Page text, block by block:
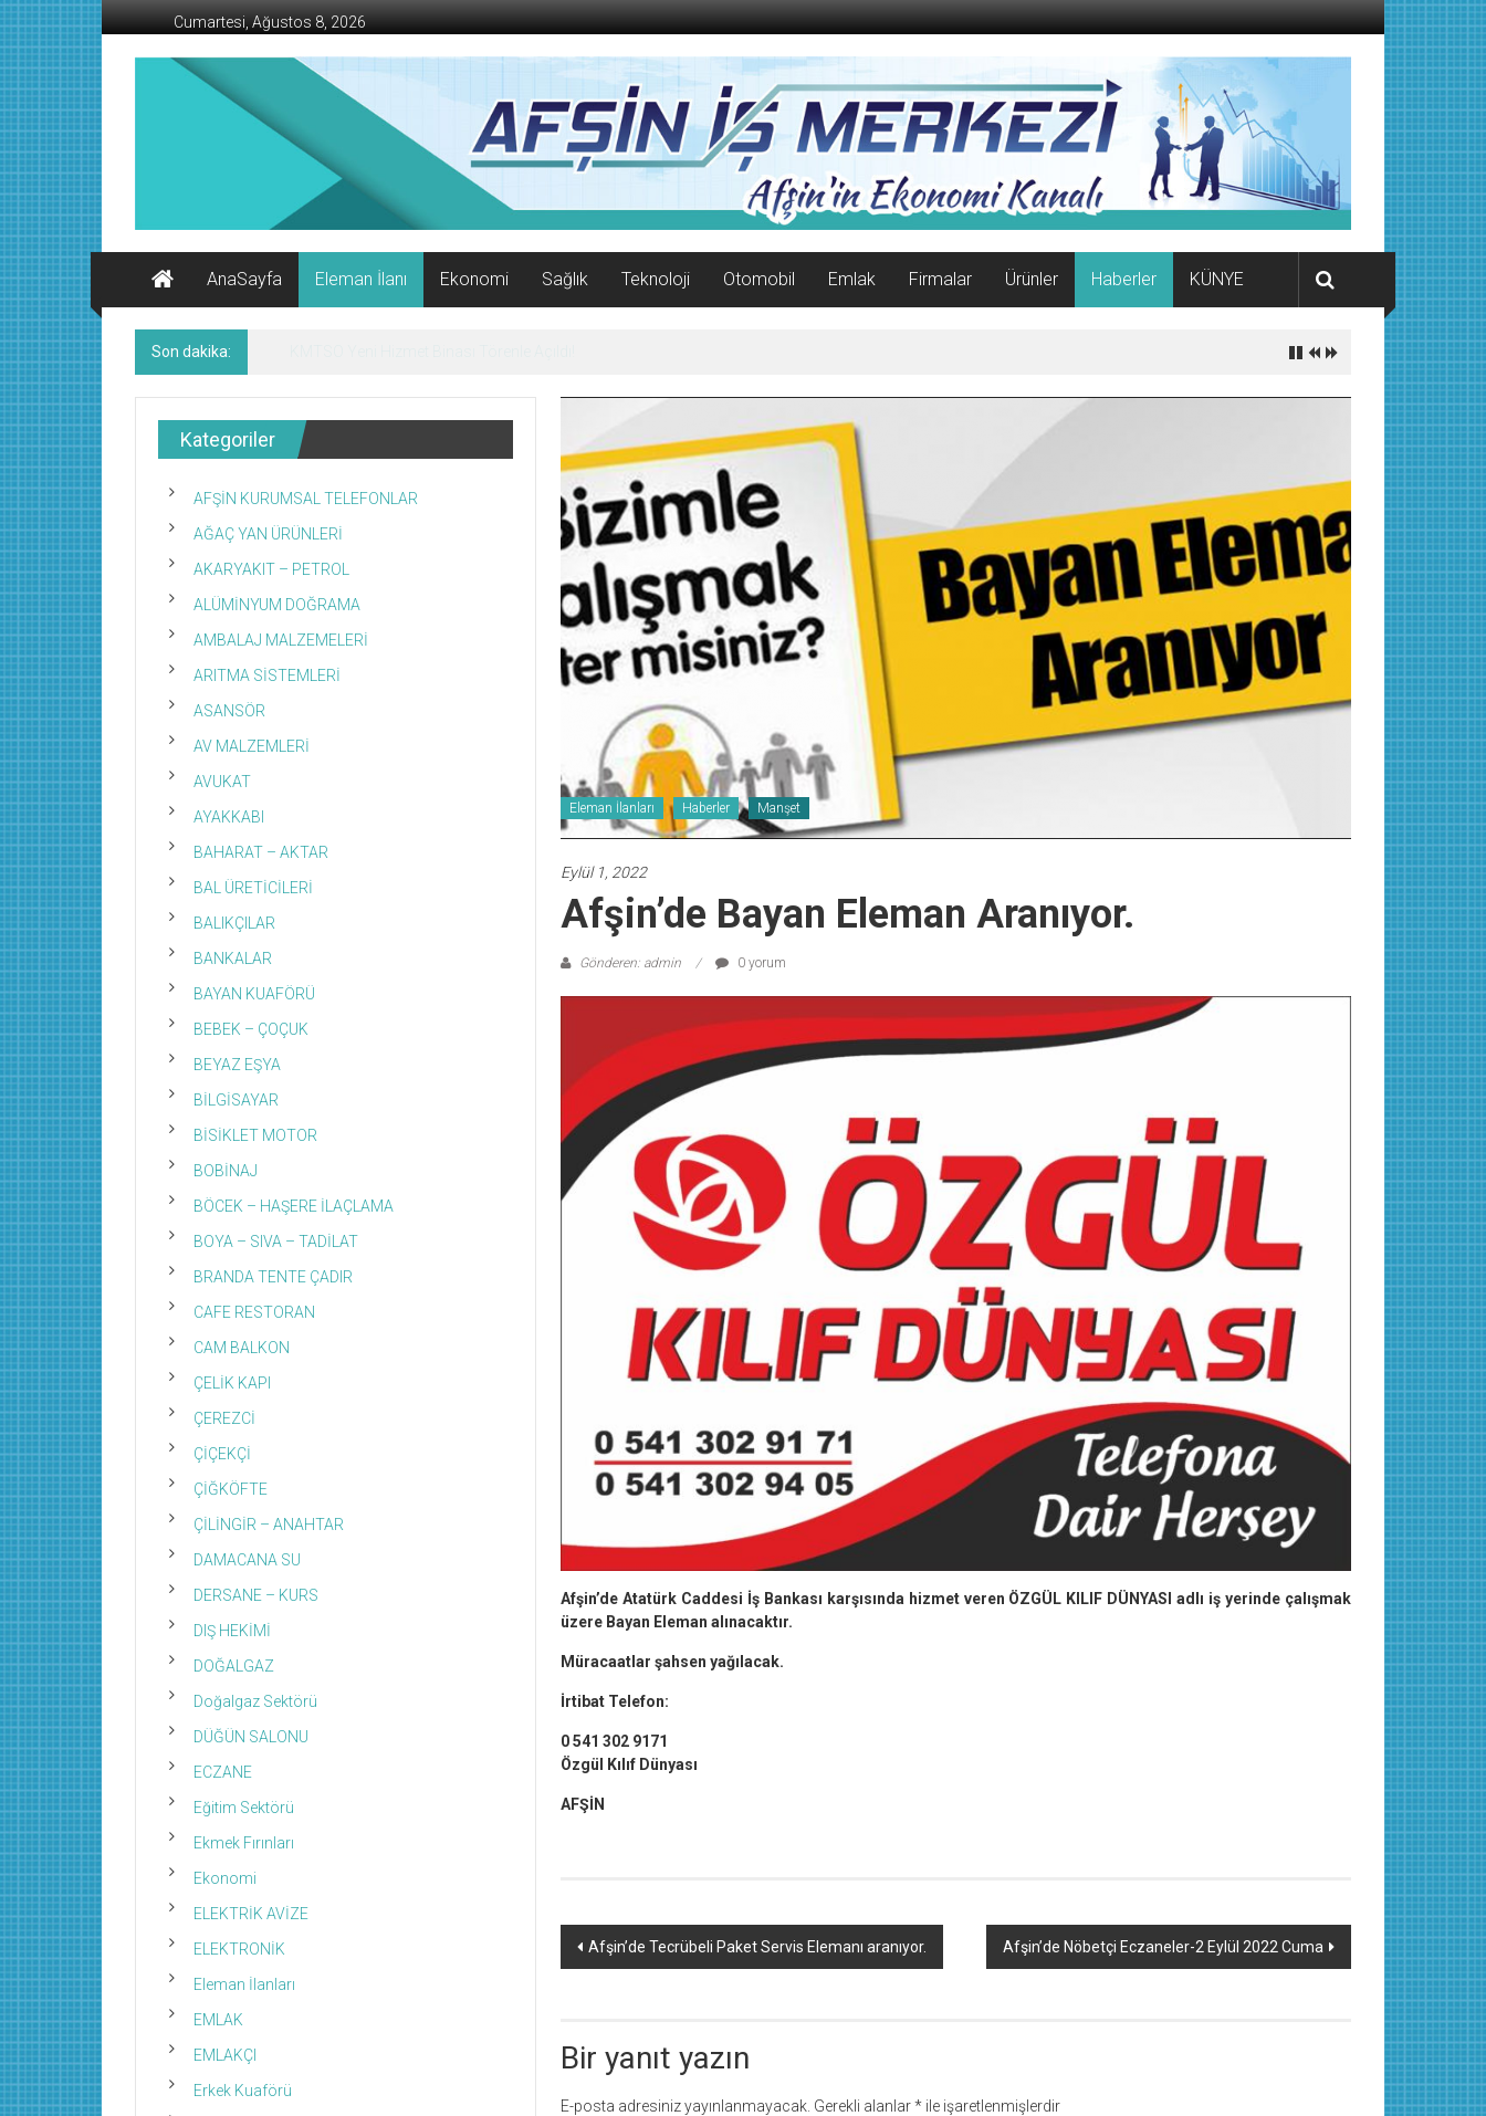
İçeriğe
geç
Cumartesi, Ağustos 8, 2026
AFŞİN
Ekonomi
Kanalı
AnaSayfa
Eleman İlanı Ekonomi Sağlık Teknoloji Otomobil Emlak Firmalar Ürünler Haberler KÜNYE
Son dakika:
Eleman İlanları Haberler Manşet
Eylül 1, 2022
Afşin’de Bayan Eleman Aranıyor.
Gönderen: admin 0 yorum
Afşin’de Atatürk Caddesi İş Bankası karşısında hizmet veren ÖZGÜL KILIF DÜNYASI adlı iş yerinde çalışmak
üzere Bayan Eleman alınacaktır.
Müracaatlar şahsen yağılacak.
İrtibat Telefon:
0 541 302 9171
Özgül Kılıf Dünyası
AFŞİN
Yazı
Afşin’de Tecrübeli Paket Servis Elemanı aranıyor. Afşin’de Nöbetçi Eczaneler-2 Eylül 2022 Cuma
Bir yanıt yazın
E-posta adresiniz yayınlanmayacak. Gerekli alanlar* ile işaretlenmişlerdir
Kategoriler
AFŞİN KURUMSAL TELEFONLAR
AĞAÇ YAN ÜRÜNLERİ
AKARYAKIT – PETROL
ALÜMİNYUM DOĞRAMA
AMBALAJ MALZEMELERİ
ARITMA SİSTEMLERİ
ASANSÖR
AV MALZEMLERİ
AVUKAT
AYAKKABI
BAHARAT – AKTAR
BAL ÜRETİCİLERİ
BALIKÇILAR
BANKALAR
BAYAN KUAFÖRÜ
BEBEK – ÇOÇUK
BEYAZ EŞYA
BİLGİSAYAR
BİSİKLET MOTOR
BOBİNAJ
BÖCEK – HAŞERE İLAÇLAMA
BOYA – SIVA – TADİLAT
BRANDA TENTE ÇADIR
CAFE RESTORAN
CAM BALKON
ÇELİK KAPI
ÇEREZCİ
ÇİÇEKÇİ
ÇİĞKÖFTE
ÇİLİNGİR – ANAHTAR
DAMACANA SU
DERSANE – KURS
DIŞ HEKİMİ
DOĞALGAZ
Doğalgaz Sektörü
DÜĞÜN SALONU
ECZANE
Eğitim Sektörü
Ekmek Fırınları
Ekonomi
ELEKTRİK AVİZE
ELEKTRONİK
Eleman İlanları
EMLAK
EMLAKÇI
Erkek Kuaförü